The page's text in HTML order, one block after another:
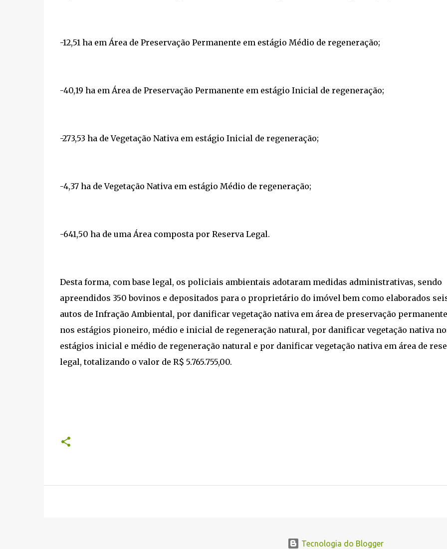
-12,51 ha em Área de Preservação Permanente em estágio Médio de regeneração;
-40,19 ha em Área de Preservação Permanente em estágio Inicial de regeneração;
-273,53 ha de Vegetação Nativa em estágio Inicial de regeneração;
-4,37 ha de Vegetação Nativa em estágio Médio de regeneração;
-641,50 ha de uma Área composta por Reserva Legal.
Desta forma, com base legal, os policiais ambientais adotaram medidas administrativas, sendo
apreendidos 350 bovinos e depositados para o proprietário do imóvel bem como elaborados
autos de Infração Ambiental, por danificar vegetação nativa em área de preservação permanente
nos estágios pioneiro, médio e inicial de regeneração natural, por danificar vegetação nativa
estágios inicial e médio de regeneração natural e por danificar vegetação nativa em área de
legal, totalizando o valor de R$ 5.765.755,00.
Tecnologia do Blogger